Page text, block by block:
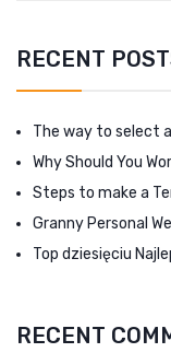
RECENT
The way to select
Why Should You
Steps to make a
Granny Personal
Top dziesięciu
RECENT